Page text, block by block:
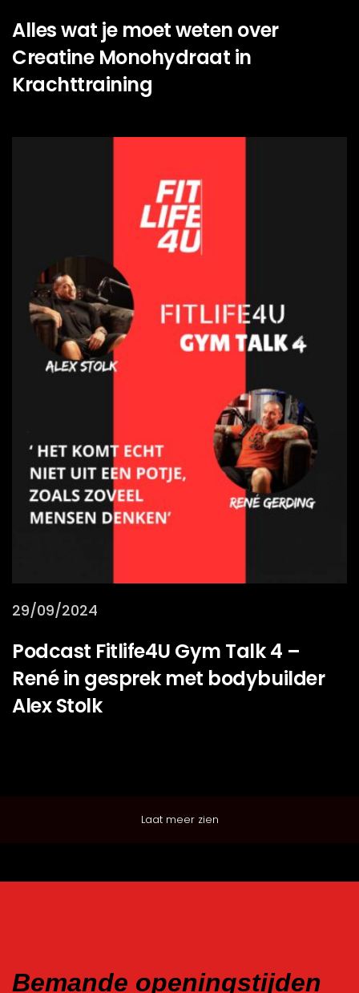
Alles wat je moet weten over
Creatine Monohydraat in
Krachttraining
29/09/2024
Podcast Fitlife4U Gym Talk 4 –
René in gesprek met bodybuilder
Alex Stolk
Laat meer zien
Bemande openingstijden